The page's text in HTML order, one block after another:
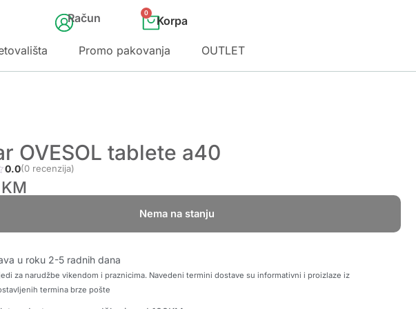
Račun 0
Promo pakovanja OUTLET
OVESOL tablete a40
0.0(0 recenzija)
KM
Nema na stanju
u roku 2-5 radnih dana
za narudžbe vikendom i praznicima. Navedeni termini dostave su informativni i proizlaze iz
termina brze pošte